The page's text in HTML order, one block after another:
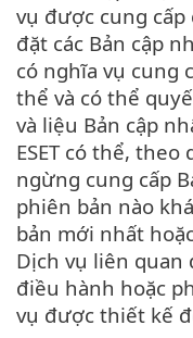
vụ được cung cấp
đặt các Bản cập
có nghĩa vụ cung
thể và có thể
và liệu Bản cập
ESET có thể,
ngừng cung cấp
phiên bản nào
bản mới nhất
Dịch vụ liên quan
điều hành hoặc
vụ được thiết kế